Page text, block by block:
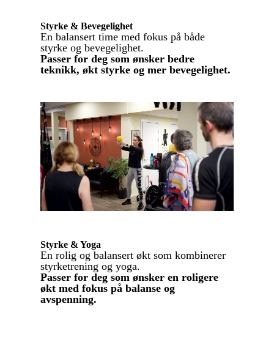
Styrke & Bevegelighet
En balansert time med fokus på både
styrke og bevegelighet.
Passer for deg som ønsker bedre
teknikk, økt styrke og mer bevegelighet.
Styrke & Yoga
En rolig og balansert økt som kombinerer
styrketrening og yoga.
Passer for deg som ønsker en roligere
økt med fokus på balanse og
avspenning.